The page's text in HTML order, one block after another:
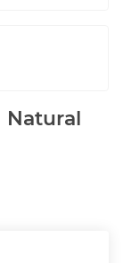
Natural